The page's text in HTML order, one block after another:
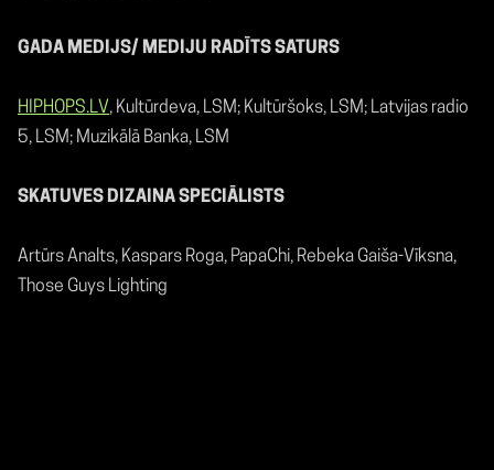
GADA MEDIJS/ MEDIJU RADĪTS SATURS
HIPHOPS.LV, Kultūrdeva, LSM; Kultūršoks, LSM; Latvijas radio
5, LSM; Muzikālā Banka, LSM
SKATUVES DIZAINA SPECIĀLISTS
Artūrs Analts, Kaspars Roga, PapaChi, Rebeka Gaiša-Vīksna,
Those Guys Lighting